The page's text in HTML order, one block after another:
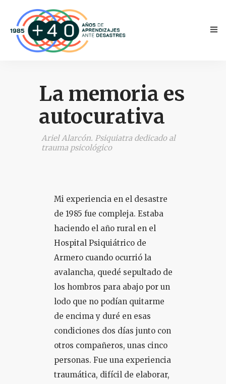
NOVEDADES
COLOQUIO + CURSOS
La memoria es
autocurativa
Ariel Alarcón. Psiquiatra dedicado al
trauma psicológico
Mi experiencia en el desastre
de 1985 fue compleja. Estaba
haciendo el año rural en el
Hospital Psiquiátrico de
Armero cuando ocurrió la
avalancha, quedé sepultado de
los hombros para abajo por un
lodo que no podían quitarme
de encima y duré en esas
condiciones dos días junto con
otros compañeros, unas cinco
personas. Fue una experiencia
traumática, difícil de elaborar,